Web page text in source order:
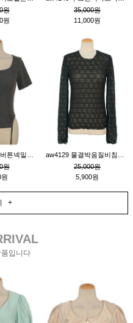
원
원
35,000원
11,000원
원
25,000원
5,900원
+
입니다